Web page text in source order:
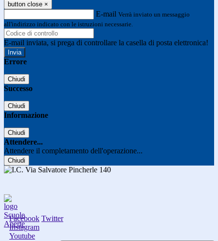
button close ×
E-mail Verrà inviato un messaggio
all'indirizzo indicato con le istruzioni necessarie.
E-mail inviata, si prega di controllare la casella di posta elettronica!
Errore
Chiudi
Successo
Chiudi
Informazione
Chiudi
Attendere...
Attendere il completamento dell'operazione...
Chiudi
Facebook Twitter
Instagram
Youtube